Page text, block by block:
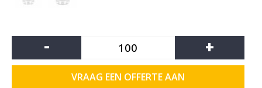
- +
VRAAG EEN OFFERTE AAN